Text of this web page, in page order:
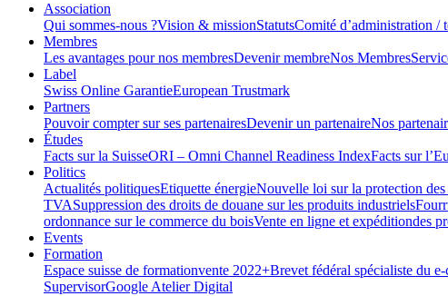
Association
Qui sommes-nous ?Vision & missionStatutsComité d’administration /
Membres
Les avantages pour nos membresDevenir membreNos Membres
Label
Swiss Online GarantieEuropean Trustmark
Partners
Pouvoir compter sur ses partenairesDevenir un partenaireNos
Études
Facts sur la SuisseORI – Omni Channel Readiness IndexFacts sur
Politics
Actualités politiquesEtiquette énergieNouvelle loi sur la protection
TVASuppression des droits de douane sur les produits industriels
ordonnance sur le commerce du boisVente en ligne et expéditiondes
Events
Formation
Espace suisse de formationvente 2022+Brevet fédéral spécialiste du
SupervisorGoogle Atelier Digital